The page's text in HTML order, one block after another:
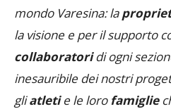
mondo Varesina: la
la visione e per il supporto
collaboratoridi ogni
inesauribile dei nostri
gliatletie le loro famiglie